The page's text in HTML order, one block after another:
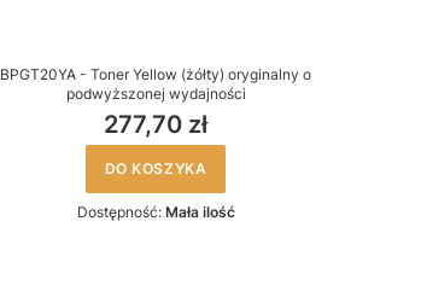
BPGT20YA - Toner Yellow (żółty) oryginalny o
podwyższonej wydajności
277,70 zł
DO KOSZYKA
Dostępność: Mała ilość